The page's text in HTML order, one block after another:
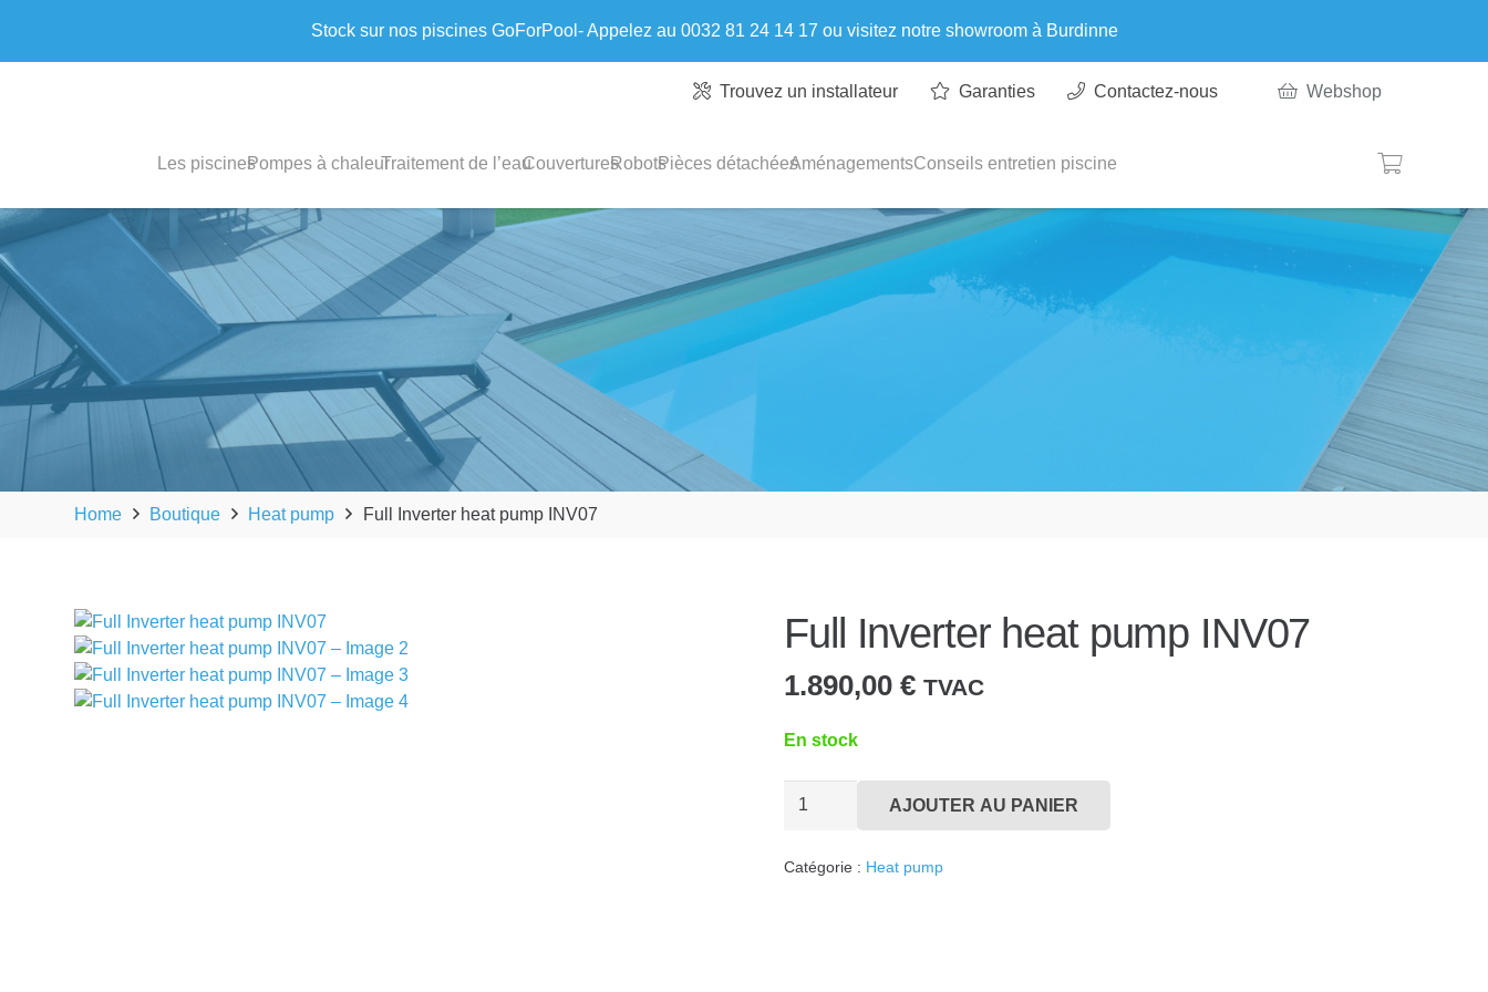
Stock sur nos piscines GoForPool- Appelez au 0032 81 24 14 17 ou visitez notre showroom à Burdinne
Trouvez un installateur Garanties Contactez-nous Webshop
Les piscinesPompes à chaleurTraitement de l’eauCouverturesRobotsPièces détachéesAménagementsConseils entretien piscine
Home Boutique Heat pump Full Inverter heat pump INV07
Full Inverter heat pump INV07
1.890,00€ TVAC
En stock
Inverter
AJOUTER AU PANIER
Catégorie : Heat pump